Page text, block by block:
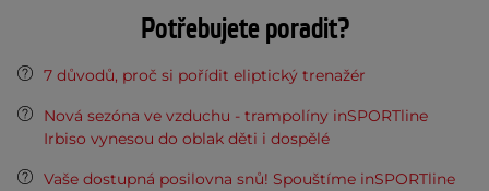
Potřebujete poradit?
7 důvodů, proč si pořídit eliptický trenažér
Nová sezóna ve vzduchu - trampolíny inSPORTline
Irbiso vynesou do oblak děti i dospělé
Vaše dostupná posilovna snů! Spouštíme inSPORTline